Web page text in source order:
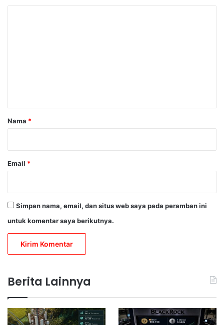
rNama *
Email *
Simpan nama, email, dan situs web saya pada peramban ini
untuk komentar saya berikutnya.
Berita Lainnya